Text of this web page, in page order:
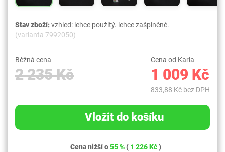
Stav zboží:vzhled: lehce použitý. lehce zašpiněné.
(varianta 7992050)
Běžná cena
2 235 Kč
Cena od Karla
1 009 Kč
833,88 Kč bez DPH
Vložit do košíku
Cena nižší o55 % ( 1 226 Kč)